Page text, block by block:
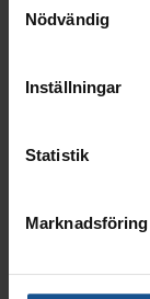
Nödvändig
Inställningar
Statistik
Marknadsföring